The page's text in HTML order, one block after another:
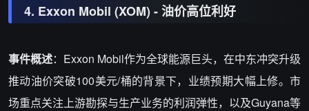
4. Exxon Mobil (XOM) - 油价高位利好
事件概述：Exxon Mobil作为全球能源巨头，在中东冲突升级
推动油价突破100美元/桶的背景下，业绩预期大幅上修。市
场重点关注上游勘探与生产业务的利润弹性，以及Guyana等